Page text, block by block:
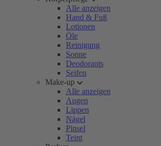
Alle anzeigen
Hand & Fuß
Lotionen
Öle
Reinigung
Sonne
Deodorants
Seifen
Make-up
Alle anzeigen
Augen
Lippen
Nägel
Pinsel
Teint